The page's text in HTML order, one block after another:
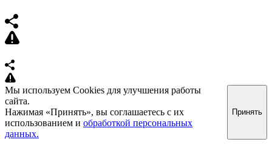
Мы используем Cookies для улучшения работы
сайта.
Нажимая «Принять», вы соглашаетесь с их
использованием и обработкой персональных
данных.
Принять